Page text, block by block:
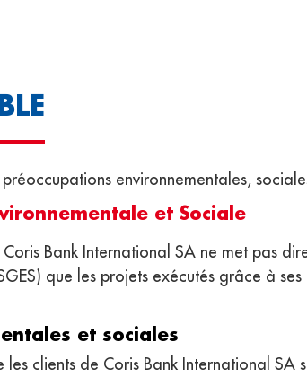
environnementales,
et Sociale
Bank International SA ne met pas
que les projets exécutés grâce à
et sociales
les clients de Coris Bank International